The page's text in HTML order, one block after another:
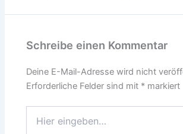
Schreibe einen Kommentar
Deine E-Mail-Adresse wird nicht
Erforderliche Felder sind mit * markiert
eingeben…